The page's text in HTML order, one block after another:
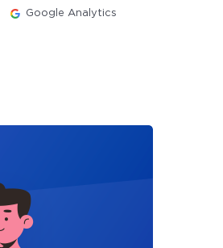
Google Analytics